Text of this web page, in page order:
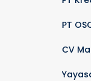
PT
CV